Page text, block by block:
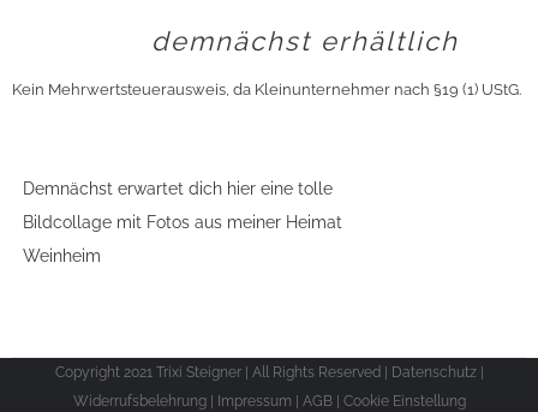
demnächst erhältlich
Kein Mehrwertsteuerausweis, da Kleinunternehmer nach §19 (1) UStG.
Demnächst erwartet dich hier eine tolle
Bildcollage mit Fotos aus meiner Heimat
Weinheim
Copyright 2021 Trixi Steigner | All Rights Reserved | Datenschutz|
Widerrufsbelehrung| Impressum AGB| Cookie Einstellung